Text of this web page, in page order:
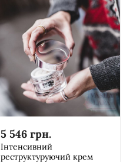
5 546 грн.
Інтенсивний
реструктуруючий крем